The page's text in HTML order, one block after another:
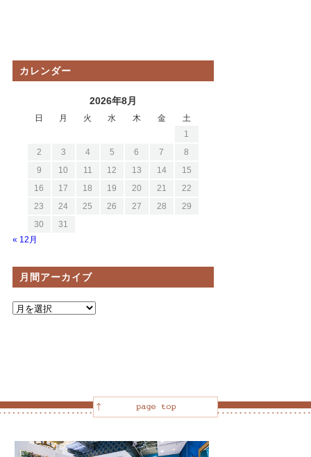
カレンダー
2026年8月
日 月 火 水 木 金
土
1
2
3 4 5 6 7
8
9
10 11 12 13 14
15
16
17 18 19 20 21
22
23
24 25 26 27 28
29
30
31
« 12月
月間アーカイブ